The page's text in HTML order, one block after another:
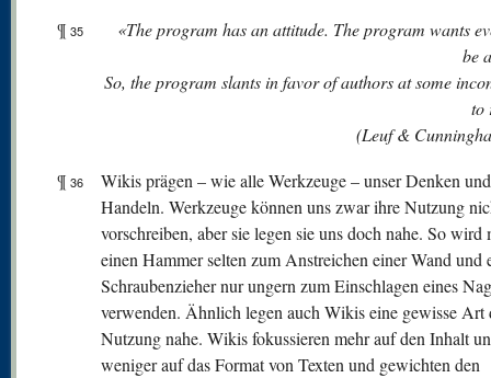
¶ 35
«The program has an attitude. The program wants
be
So, the program slants in favor of authors at some
to
(Leuf &
¶ 36
Wikis prägen – wie alle Werkzeuge – unser Denken und
Handeln. Werkzeuge können uns zwar ihre Nutzung
vorschreiben, aber sie legen sie uns doch nahe. So wird
einen Hammer selten zum Anstreichen einer Wand und
Schraubenzieher nur ungern zum Einschlagen eines
verwenden. Ähnlich legen auch Wikis eine gewisse Art
Nutzung nahe. Wikis fokussieren mehr auf den Inhalt
weniger auf das Format von Texten und gewichten den